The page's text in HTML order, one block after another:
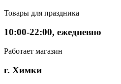
Товары для праздника
10:00-22:00, ежедневно
Работает магазин
г. Химки